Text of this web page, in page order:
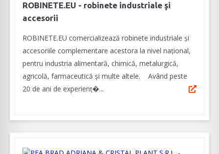
ROBINETE.EU - robinete industriale şi
accesorii
ROBINETE.EU comercializează robinete industriale şi
accesoriile complementare acestora la nivel naţional,
pentru industria alimentară, chimică, metalurgică,
agricolă, farmaceutică şi multe altele. Având peste
20 de ani de experienţ�...